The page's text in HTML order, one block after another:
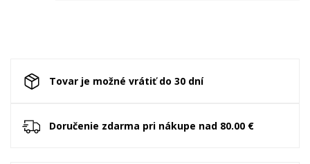
Tovar je možné vrátiť do 30 dní
Doručenie zdarma pri nákupe nad 80.00 €